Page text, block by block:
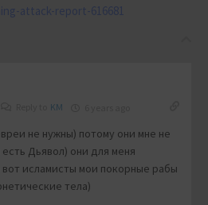
attack-report-616681
KM
не нужны) потому они мне не
Дьявол) они для меня
исламисты мои покорные рабы
тела)